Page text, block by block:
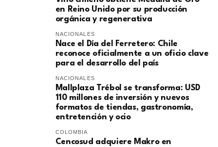
en Reino Unido por su producción
orgánica y regenerativa
NACIONALES
Nace el Día del Ferretero: Chile
reconoce oficialmente a un oficio clave
para el desarrollo del país
NACIONALES
Mallplaza Trébol se transforma: USD
110 millones de inversión y nuevos
formatos de tiendas, gastronomía,
entretención y ocio
COLOMBIA
Cencosud adquiere Makro en